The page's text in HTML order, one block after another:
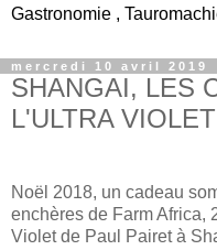
Gastronomie ,
mercredi 10 avril 2019
SHANGAI, LES
L'ULTRA
Noël 2018, un cadeau
enchères de Farm Africa,
Violet de Paul Pairet à